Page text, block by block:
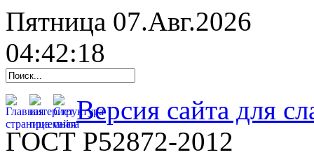
Пятница 07.Авг.2026
04:42:19
Версия сайта для
ГОСТ Р52872-2012